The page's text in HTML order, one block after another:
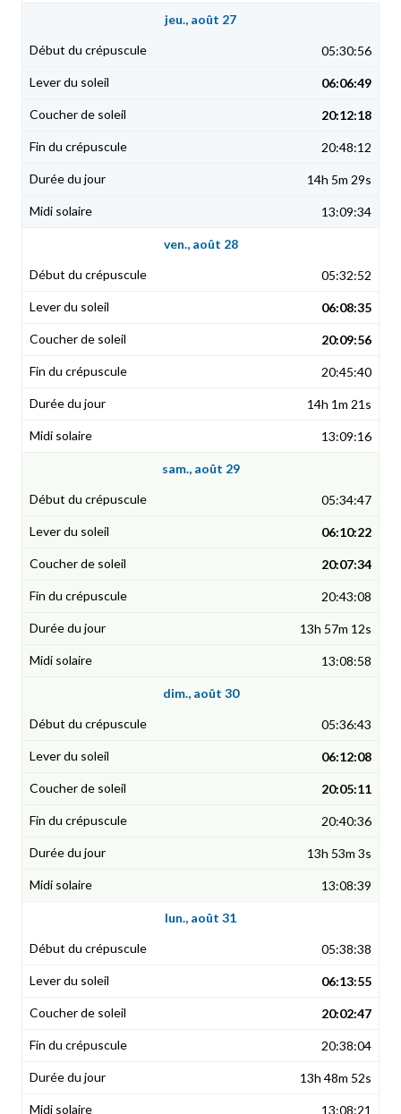
jeu., août 27
05:30:56
06:06:49
20:12:18
20:48:12
14h 5m 29s
13:09:34
ven., août 28
05:32:52
06:08:35
20:09:56
20:45:40
14h 1m 21s
13:09:16
sam., août 29
05:34:47
06:10:22
20:07:34
20:43:08
13h 57m 12s
13:08:58
dim., août 30
05:36:43
06:12:08
20:05:11
20:40:36
13h 53m 3s
13:08:39
lun., août 31
05:38:38
06:13:55
20:02:47
20:38:04
13h 48m 52s
13:08:21